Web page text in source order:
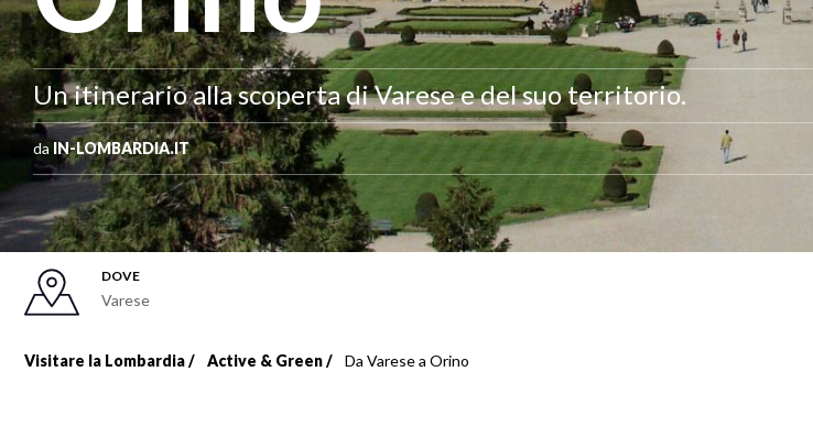
Un itinerario alla scoperta di Varese e del suo territorio.
da IN-LOMBARDIA.IT
DOVE
Varese
Visitare la Lombardia Active & Green Da Varese a Orino